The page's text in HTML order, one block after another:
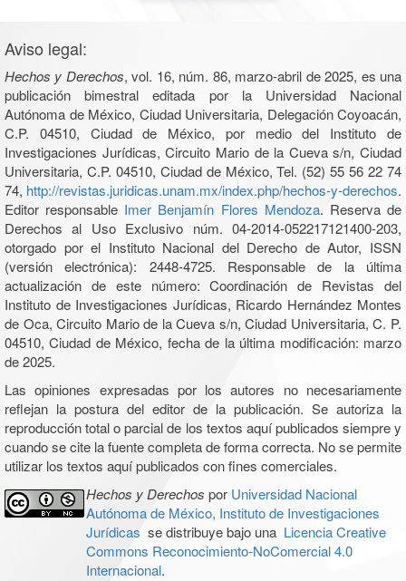
Aviso legal:
Hechos y Derechos, vol. 16, núm. 86, marzo-abril de 2025, es una
publicación bimestral editada por la Universidad Nacional
Autónoma de México, Ciudad Universitaria, Delegación Coyoacán,
C.P. 04510, Ciudad de México, por medio del Instituto de
Investigaciones Jurídicas, Circuito Mario de la Cueva s/n, Ciudad
Universitaria, C.P. 04510, Ciudad de México, Tel. (52) 55 56 22 74
74, http://revistas.juridicas.unam.mx/index.php/hechos-y-derechos.
Editor responsable Imer Benjamín Flores Mendoza. Reserva de
Derechos al Uso Exclusivo núm. 04-2014-052217121400-203,
otorgado por el Instituto Nacional del Derecho de Autor, ISSN
(versión electrónica): 2448-4725. Responsable de la última
actualización de este número: Coordinación de Revistas del
Instituto de Investigaciones Jurídicas, Ricardo Hernández Montes
de Oca, Circuito Mario de la Cueva s/n, Ciudad Universitaria, C. P.
04510, Ciudad de México, fecha de la última modificación: marzo
de 2025.
Las opiniones expresadas por los autores no necesariamente
reflejan la postura del editor de la publicación. Se autoriza la
reproducción total o parcial de los textos aquí publicados siempre y
cuando se cite la fuente completa de forma correcta. No se permite
utilizar los textos aquí publicados con fines comerciales.
Hechos y Derechos por Universidad Nacional
Autónoma de México, Instituto de Investigaciones
Jurídicas se distribuye bajo una Licencia Creative
Commons Reconocimiento-NoComercial 4.0
Internacional.